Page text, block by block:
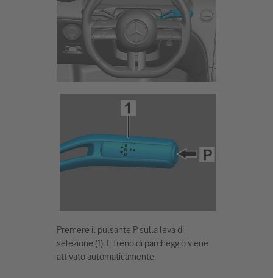
Premere il pulsante P sulla leva di
selezione (1). Il freno di parcheggio viene
attivato automaticamente.